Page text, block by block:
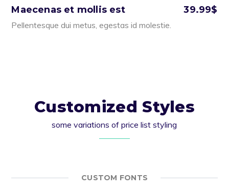
Maecenas et mollis est 39.99$
Pellentesque dui metus, egestas id molestie.
Customized Styles
some variations of price list styling
CUSTOM FONTS